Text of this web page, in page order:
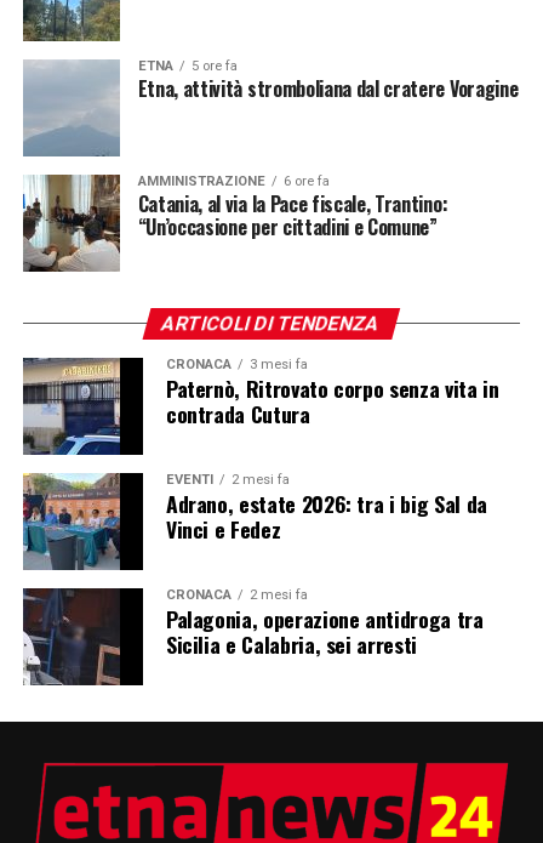
ETNA 5 ore fa
Etna, attività stromboliana dal cratere Voragine
AMMINISTRAZIONE 6 ore fa
Catania, al via la Pace fiscale, Trantino:
“Un’occasione per cittadini e Comune”
ARTICOLI DI TENDENZA
CRONACA 3 mesi fa
Paternò, Ritrovato corpo senza vita in
contrada Cutura
EVENTI 2 mesi fa
Adrano, estate 2026: tra i big Sal da
Vinci e Fedez
CRONACA 2 mesi fa
Palagonia, operazione antidroga tra
Sicilia e Calabria, sei arresti